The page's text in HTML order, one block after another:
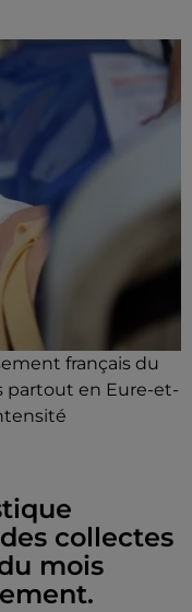
français du
partout en Eure-et-
collectes
mois